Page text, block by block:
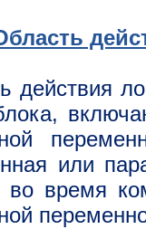
действия
или
время